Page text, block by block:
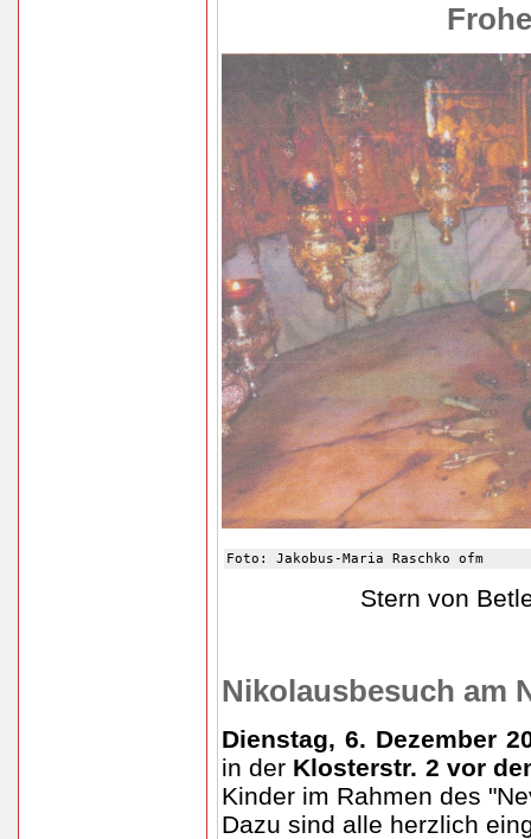
Foto: Jakobus-Maria Raschko ofm
Stern von
Nikolausbesuch am
Dienstag, 6. Dezember
in der Klosterstr. 2 vor
Kinder im Rahmen des
Dazu sind alle herzlich